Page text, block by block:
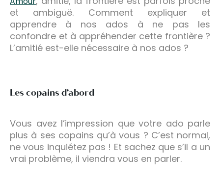
et ambiguë. Comment expliquer et
apprendre à nos ados à ne pas les
confondre et à appréhender cette frontière ?
L’amitié est-elle nécessaire à nos ados ?
Les copains d’abord
Vous avez l’impression que votre ado parle
plus à ses copains qu’à vous ? C’est normal,
ne vous inquiétez pas ! Et sachez que s’il a un
vrai problème, il viendra vous en parler.